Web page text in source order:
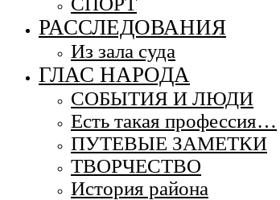
РАССЛЕДОВАНИЯ
Из зала суда
ГЛАС НАРОДА
СОБЫТИЯ И ЛЮДИ
Есть такая профессия…
ПУТЕВЫЕ ЗАМЕТКИ
ТВОРЧЕСТВО
История района